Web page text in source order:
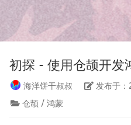
初探 - 使用仓颉开发
海洋饼干叔叔
发布于
仓颉 / 鸿蒙